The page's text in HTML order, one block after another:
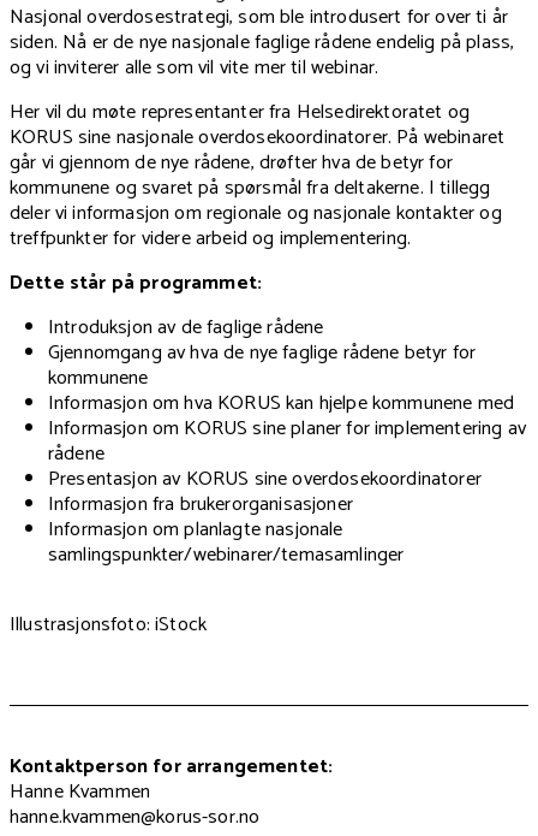
Nasjonal overdosestrategi, som ble introdusert for over ti år
siden. Nå er de nye nasjonale faglige rådene endelig på plass,
og vi inviterer alle som vil vite mer til webinar.
Her vil du møte representanter fra Helsedirektoratet og
KORUS sine nasjonale overdosekoordinatorer. På webinaret
går vi gjennom de nye rådene, drøfter hva de betyr for
kommunene og svaret på spørsmål fra deltakerne. I tillegg
deler vi informasjon om regionale og nasjonale kontakter og
treffpunkter for videre arbeid og implementering.
Dette står på programmet:
Introduksjon av de faglige rådene
Gjennomgang av hva de nye faglige rådene betyr for
kommunene
Informasjon om hva KORUS kan hjelpe kommunene med
Informasjon om KORUS sine planer for implementering av
rådene
Presentasjon av KORUS sine overdosekoordinatorer
Informasjon fra brukerorganisasjoner
Informasjon om planlagte nasjonale
samlingspunkter/webinarer/temasamlinger
Illustrasjonsfoto: iStock
Kontaktperson for arrangementet:
Hanne Kvammen
hanne.kvammen@korus-sor.no